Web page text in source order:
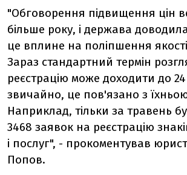
"Обговорення підвищення цін
більше року, і держава
це вплине на поліпшення
Зараз стандартний термін
реєстрацію може доходити до 24
звичайно, це пов'язано з їхньою
Наприклад, тільки за травень
3468 заявок на реєстрацію
і послуг", - прокоментував
Попов.